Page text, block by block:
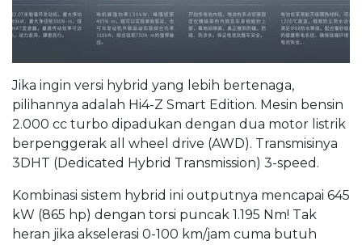
Jika ingin versi hybrid yang lebih bertenaga,
pilihannya adalah Hi4-Z Smart Edition. Mesin bensin
2.000 cc turbo dipadukan dengan dua motor listrik
berpenggerak all wheel drive (AWD). Transmisinya
3DHT (Dedicated Hybrid Transmission) 3-speed.
Kombinasi sistem hybrid ini outputnya mencapai 645
kW (865 hp) dengan torsi puncak 1.195 Nm! Tak
heran jika akselerasi 0-100 km/jam cuma butuh